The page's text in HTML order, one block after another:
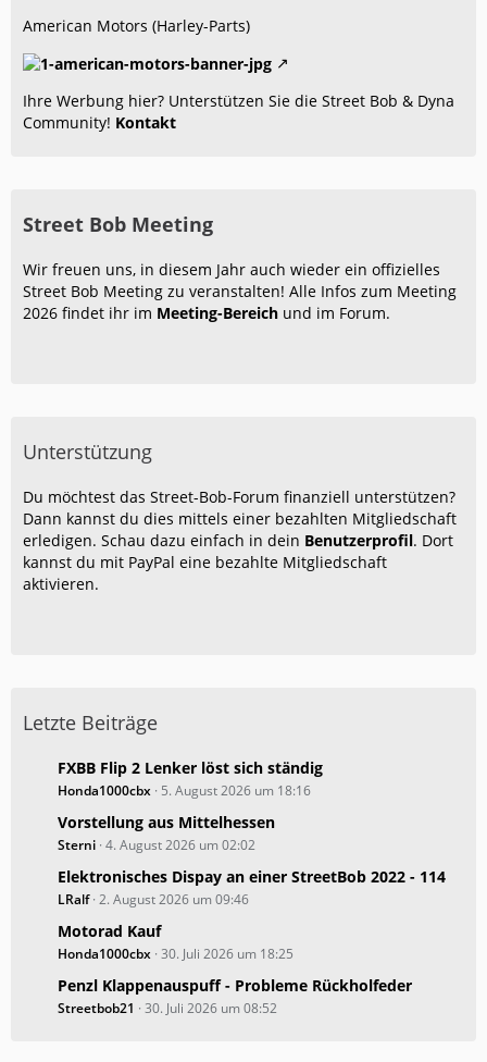
American Motors (Harley-Parts)
Ihre Werbung hier? Unterstützen Sie die Street Bob & Dyna
Community! Kontakt
Street Bob Meeting
Wir freuen uns, in diesem Jahr auch wieder ein offizielles
Street Bob Meeting zu veranstalten! Alle Infos zum Meeting
2026 findet ihr im Meeting-Bereich und im Forum.
Unterstützung
Du möchtest das Street-Bob-Forum finanziell unterstützen?
Dann kannst du dies mittels einer bezahlten Mitgliedschaft
erledigen. Schau dazu einfach in dein Benutzerprofil. Dort
kannst du mit PayPal eine bezahlte Mitgliedschaft
aktivieren.
Letzte Beiträge
FXBB Flip 2 Lenker löst sich ständig
Honda1000cbx 5. August 2026 um 18:16
Vorstellung aus Mittelhessen
Sterni 4. August 2026 um 02:02
Elektronisches Dispay an einer StreetBob 2022 - 114
LRalf 2. August 2026 um 09:46
Motorad Kauf
Honda1000cbx 30. Juli 2026 um 18:25
Penzl Klappenauspuff - Probleme Rückholfeder
Streetbob21 30. Juli 2026 um 08:52